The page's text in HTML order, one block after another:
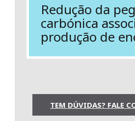
Redução da
carbónica
produção de
TEM DÚVIDAS? FALE